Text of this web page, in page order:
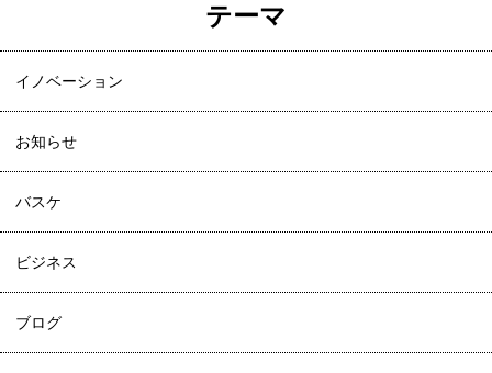
テーマ
イノベーション
お知らせ
バスケ
ビジネス
ブログ